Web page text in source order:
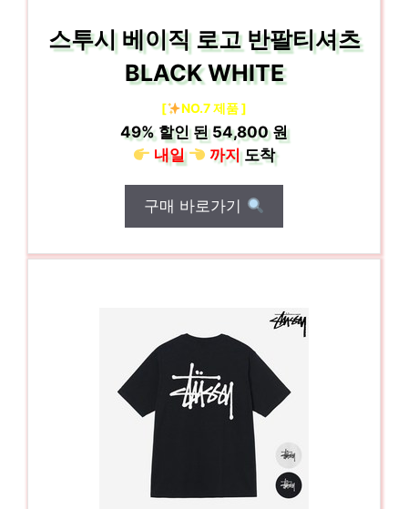
스투시 베이직 로고 반팔티셔츠
BLACK WHITE
[ NO.7 제품 ]
49%할인 된54,800 원
내일
까지도착
구매 바로가기